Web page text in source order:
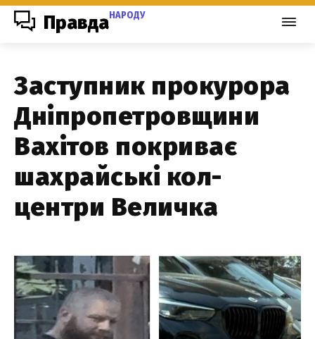
ПравдаНАРОДУ
Заступник прокурора
Дніпропетровщини
Вахітов покриває
шахрайські кол-
центри Величка